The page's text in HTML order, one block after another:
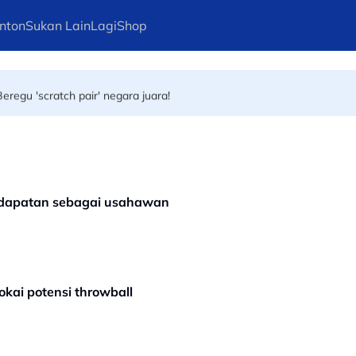
Sukan LainLagiShop
'scratch pair' negara juara!
sebagai usahawan
potensi throwball